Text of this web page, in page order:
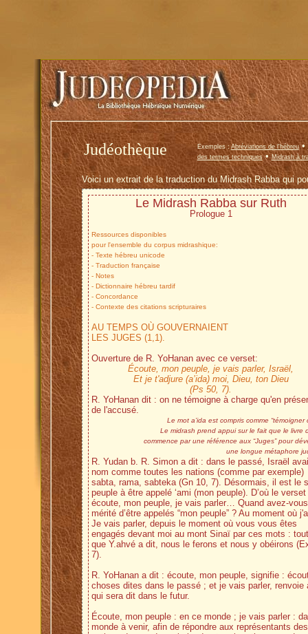
Judéothèque Exemples :Abréviations de l'hébreu•
des termes techniques•Midrash à
Voici un extrait de la traduction du Midrash Rabba qui
Le Midrash Rabba sur Ruth
Prologue 1
Ressources disponibles
pour l'ensemble du corpus midrashique:
- Texte hébreu unicode
- Traduction française
- Notes
- Dictionnaire hébreu tardif
- Concordance
- Contexte des citations scripturaires
AU TEMPS OÙ GOUVERNAIENT
LES JUGES (1,1).
Ouverture de R. YoHanan avec ce verset:
Écoute, mon peuple, je vais parler, Israël,
Et je t'adjure (a’ida) moi, Dieu, ton Dieu
(Ps 50, 7).
R. YoHanan dit : on ne témoigne à charge qu'en
de l'accusé.
Le mot a’ida est compris comme “témoigner
Le midrash prend appui sur le fait que le livre
commence par une référence aux “Juges” pour
une longue métaphore
R. Yudan b. R. Simon a dit : dans le passé, Israël
nom comme toutes les nations (comme par exemple)
sabta, rama, sabteka (Gn 10, 7). Désormais, il est le
peuple à être appelé ‘ami (mon peuple). D’où le verset
écoute, mon peuple, je vais parler… Quand avez-vous
mérité d’être appelés “mon peuple” ? Au moment où
Je vais parler, depuis le moment où vous vous êtes
engagés devant moi au mont Sinaï par ces mots :
que Y.ahvé a dit, nous le ferons et nous y obéirons
7).
R. YoHanan a dit : écoute, mon peuple, signifie :
choses dites dans le passé ; et je vais parler, renvoie
qui sera dit dans le futur.
Écoute, mon peuple : en ce monde ; je vais parler :
monde à venir, afin de répondre aux représentants des